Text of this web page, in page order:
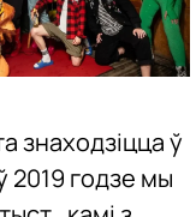
знаходзіцца ў
2019 годзе мы